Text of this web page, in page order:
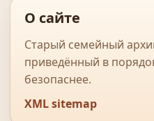
О сайте
Старый семейный
приведённый в
безопаснее.
XML sitemap